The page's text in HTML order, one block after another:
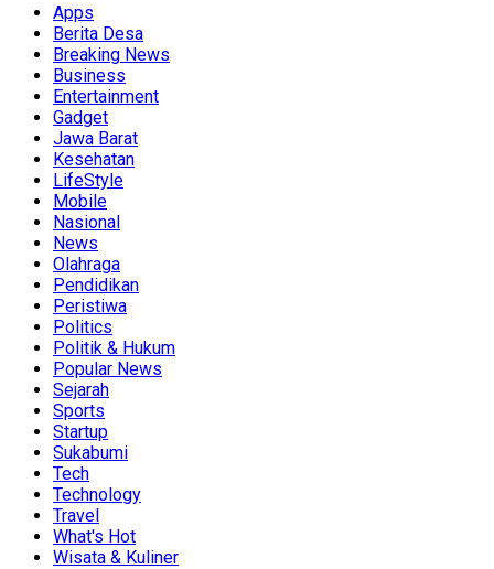
Apps
Berita Desa
Breaking News
Business
Entertainment
Gadget
Jawa Barat
Kesehatan
LifeStyle
Mobile
Nasional
News
Olahraga
Pendidikan
Peristiwa
Politics
Politik & Hukum
Popular News
Sejarah
Sports
Startup
Sukabumi
Tech
Technology
Travel
What's Hot
Wisata & Kuliner